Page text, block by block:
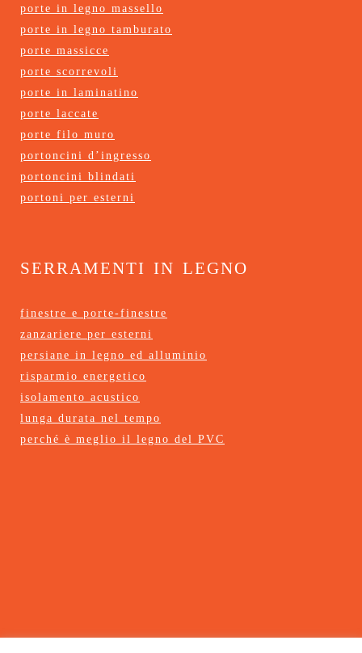
porte in legno massello
porte in legno tamburato
porte massicce
porte scorrevoli
porte in laminatino
porte laccate
porte filo muro
portoncini d’ingresso
portoncini blindati
portoni per esterni
serramenti in legno
finestre e porte-finestre
zanzariere per esterni
persiane in legno ed alluminio
risparmio energetico
isolamento acustico
lunga durata nel tempo
perché è meglio il legno del PVC